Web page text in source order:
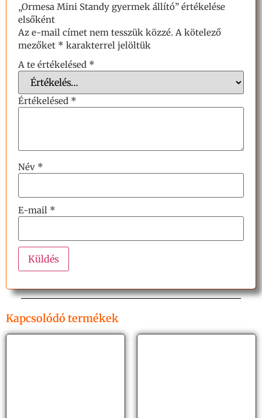
„Ormesa Mini Standy gyermek állító” értékelése
elsőként
Az e-mail címet nem tesszük közzé. A kötelező
mezőket * karakterrel jelöltük
A te értékelésed *
Értékelésed *
Név *
E-mail *
Kapcsolódó termékek